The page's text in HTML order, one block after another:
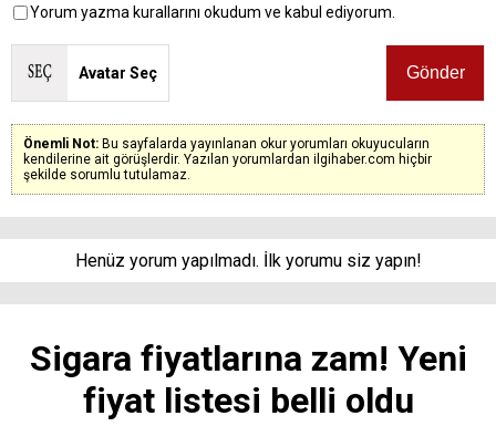
Yorum yazma kurallarını okudum ve kabul ediyorum.
Avatar Seç
Önemli Not: Bu sayfalarda yayınlanan okur yorumları okuyucuların
kendilerine ait görüşlerdir. Yazılan yorumlardan ilgihaber.com hiçbir
şekilde sorumlu tutulamaz.
Henüz yorum yapılmadı. İlk yorumu siz yapın!
Sigara fiyatlarına zam! Yeni
fiyat listesi belli oldu